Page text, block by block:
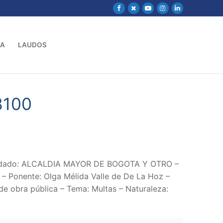
LAUDOS
ALCALDIA MAYOR DE BOGOTA Y OTRO –
Ponente: Olga Mélida Valle de De La Hoz –
obra pública – Tema: Multas – Naturaleza: